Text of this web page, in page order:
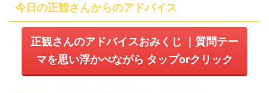
今日の正観さんからのアドバイス
正観さんのアドバイスおみくじ ｜質問テー
マを思い浮かべながら タップorクリック